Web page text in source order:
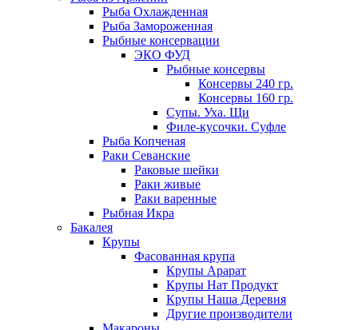
Рыба Охлажденная
Рыба Замороженная
Рыбные консервации
ЭКО ФУД
Рыбные консервы
Консервы 240 гр.
Консервы 160 гр.
Супы. Уха. Щи
Филе-кусочки. Суфле
Рыба Копченая
Раки Севанские
Раковые шейки
Раки живые
Раки варенные
Рыбная Икра
Бакалея
Крупы
Фасованная крупа
Крупы Арарат
Крупы Нат Продукт
Крупы Наша Деревня
Другие производители